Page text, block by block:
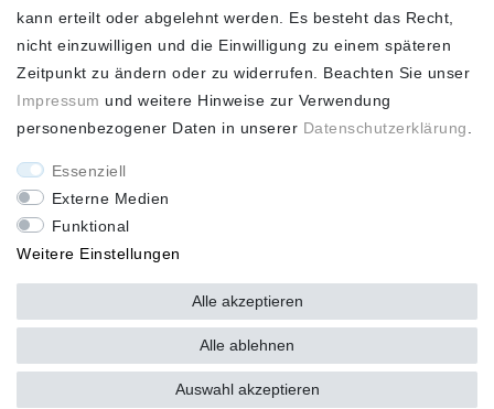
FASHION HOUSE
Hotline: +49
(0)15223993771 (Mo. bis
Versandkosten ** Nur innerhalb Deutschlands *** Hotline:
(0)15223993771 (Mo. bis Fr. 10 - 16 Uhr)
kann erteilt oder abgelehnt werden. Es besteht das Recht,
nicht einzuwilligen und die Einwilligung zu einem späteren
Zeitpunkt zu ändern oder zu widerrufen. Beachten Sie unser
Impressum und weitere Hinweise zur Verwendung
personenbezogener Daten in unserer Daten­schutz­erklärung
Essenziell
Externe Medien
Funktional
Weitere Einstellungen
Alle akzeptieren
Alle ablehnen
Auswahl akzeptieren
Plenty Lions